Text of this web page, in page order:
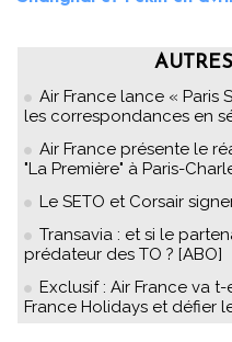
Air France lance « Paris
les correspondances en
Air France présente le
"La Première" à Paris-
Le SETO et Corsair
Transavia : et si le
prédateur des TO ? [ABO]
Exclusif : Air France va
France Holidays et défier